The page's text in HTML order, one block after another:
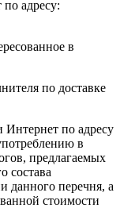
адресу:
в
по доставке
по адресу
в
предлагаемых
состава
данного перечня, а
стоимости